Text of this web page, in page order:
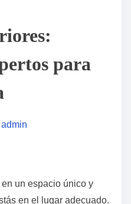
para
admin
un espacio único y
en el lugar adecuado.